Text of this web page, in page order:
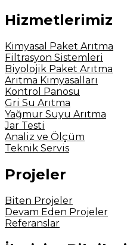
Hizmetlerimiz
Kimyasal Paket Arıtma
Filtrasyon Sistemleri
Biyolojik Paket Arıtma
Arıtma Kimyasalları
Kontrol Panosu
Gri Su Arıtma
Yağmur Suyu Arıtma
Jar Testi
Analiz ve Ölçüm
Teknik Servis
Projeler
Biten Projeler
Devam Eden Projeler
Referanslar